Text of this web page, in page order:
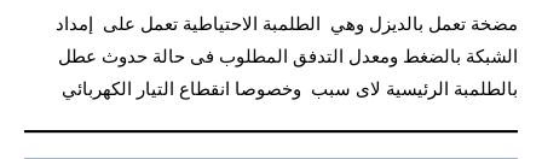
مضخة تعمل بالديزل وهي الطلمبة الاحتياطية تعمل على إمداد
الشبكة بالضغط ومعدل التدفق المطلوب فى حالة حدوث عطل
بالطلمبة الرئيسية ﻻى سبب وخصوصا انقطاع التيار الكهربائي